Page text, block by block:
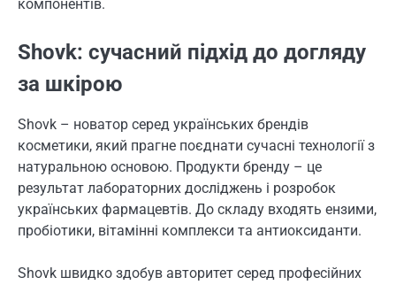
компонентів.
Shovk: сучасний підхід до догляду
за шкірою
Shovk – новатор серед українських брендів
косметики, який прагне поєднати сучасні технології з
натуральною основою. Продукти бренду – це
результат лабораторних досліджень і розробок
українських фармацевтів. До складу входять ензими,
пробіотики, вітамінні комплекси та антиоксиданти.
Shovk швидко здобув авторитет серед професійних